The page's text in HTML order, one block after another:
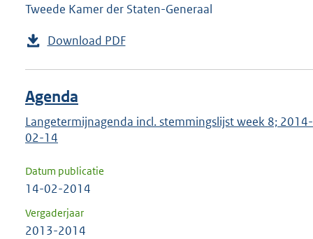
Tweede Kamer der Staten-Generaal
Download PDF
Agenda
Langetermijnagenda incl. stemmingslijst week 8; 2014-
02-14
Datum publicatie
14-02-2014
Vergaderjaar
2013-2014